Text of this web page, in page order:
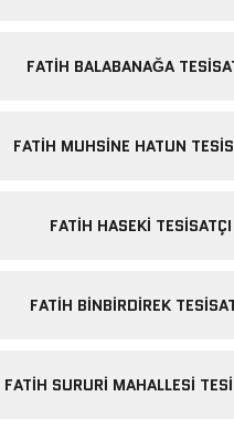
FATIH BALABANAĞA
FATIH MUHSINE HATUN
FATIH HASEKI TESISATÇI
FATIH BINBIRDIREK
FATIH SURURI MAHALLESI